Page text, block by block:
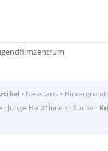
· Neustarts · Hintergrund
· Junge Held*innen· Suche ·